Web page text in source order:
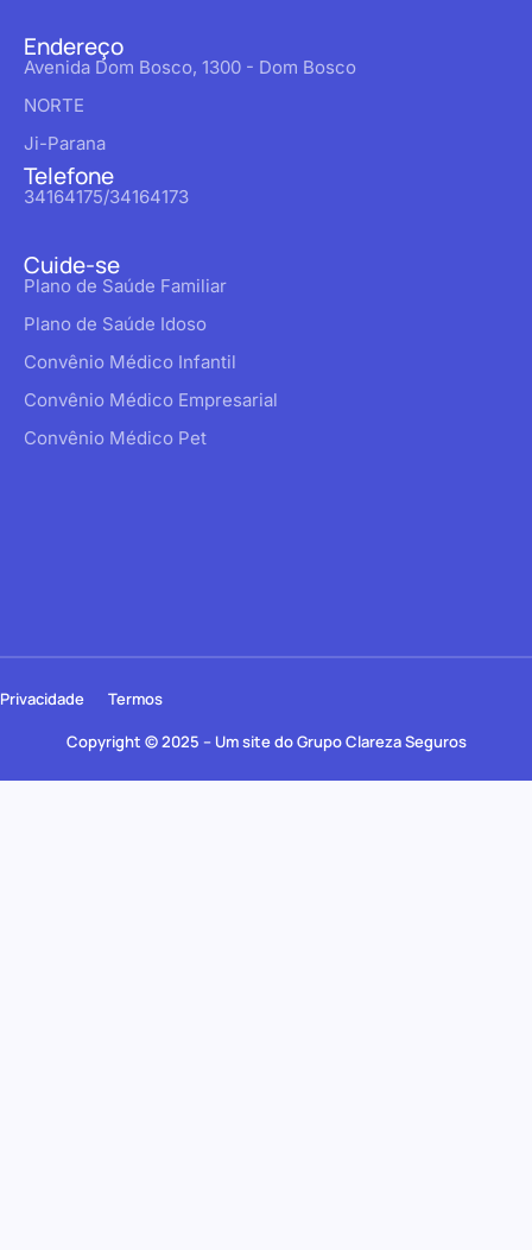
Endereço
Avenida Dom Bosco, 1300 - Dom Bosco
NORTE
Ji-Parana
Telefone
34164175/34164173
Cuide-se
Plano de Saúde Familiar
Plano de Saúde Idoso
Convênio Médico Infantil
Convênio Médico Empresarial
Convênio Médico Pet
Copyright © 2025 – Um site do Grupo Clareza Seguros
Privacidade Termos